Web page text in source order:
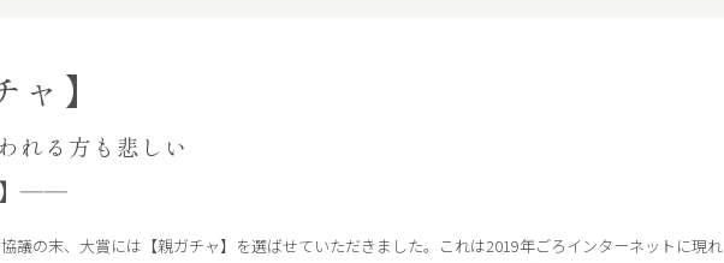
ャ】
れる方も悲しい
】――
議の末、大賞には【親ガチャ】を選ばせていただきました。これは2019年ごろインターネットに現れ